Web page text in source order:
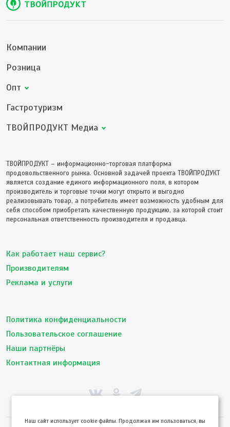
Компании
Розница
Опт
Гастротуризм
ТВОЙПРОДУКТ Медиа
ТВОЙПРОДУКТ – информационно-торговая платформа
продовольственного рынка. Основной задачей проекта ТВОЙПРОДУКТ
является создание единого информационного поля, в котором
производитель и торговые точки могут открыто и выгодно
реализовывать товар, а потребитель имеет возможность удобным для
себя способом приобретать качественную продукцию, за которой стоит
персональная ответственность производителя и продавца.
Как работает наш сервис?
Производителям
Реклама и услуги
Политика конфиденциальности
Пользовательское соглашение
Наши партнёры
Контактная информация
Hаш сайт использует cookie файлы. Продолжая им пользоваться, вы